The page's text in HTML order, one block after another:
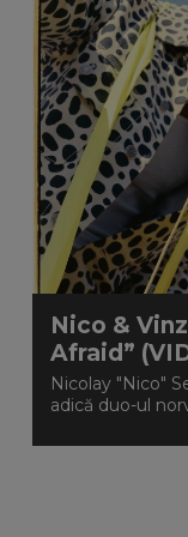
Nico &
Afraid”
Nicolay "Nico"
adică duo-ul